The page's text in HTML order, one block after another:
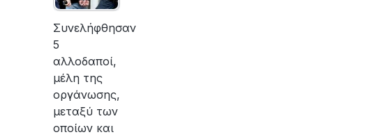
Συνελήφθησαν
5
αλλοδαποί,
μέλη της
οργάνωσης,
μεταξύ των
οποίων και